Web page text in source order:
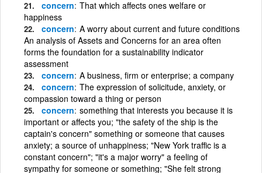
concern That which affects ones welfare or
happiness
concern A worry about current and future conditions
An analysis of Assets and Concerns for an area often
forms the foundation for a sustainability indicator
assessment
concern A business, firm or enterprise; a company
concern The expression of solicitude, anxiety, or
compassion toward a thing or person
concern something that interests you because it is
important or affects you; "the safety of the ship is the
captain's concern" something or someone that causes
anxiety; a source of unhappiness; "New York traffic is a
constant concern"; "it's a major worry" a feeling of
sympathy for someone or something; "She felt strong